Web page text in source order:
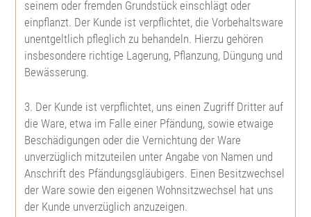
seinem oder fremden Grundstück einschlägt oder
einpflanzt. Der Kunde ist verpflichtet, die Vorbehaltsware
unentgeltlich pfleglich zu behandeln. Hierzu gehören
insbesondere richtige Lagerung, Pflanzung, Düngung und
Bewässerung.
3. Der Kunde ist verpflichtet, uns einen Zugriff Dritter auf
die Ware, etwa im Falle einer Pfändung, sowie etwaige
Beschädigungen oder die Vernichtung der Ware
unverzüglich mitzuteilen unter Angabe von Namen und
Anschrift des Pfändungsgläubigers. Einen Besitzwechsel
der Ware sowie den eigenen Wohnsitzwechsel hat uns
der Kunde unverzüglich anzuzeigen.